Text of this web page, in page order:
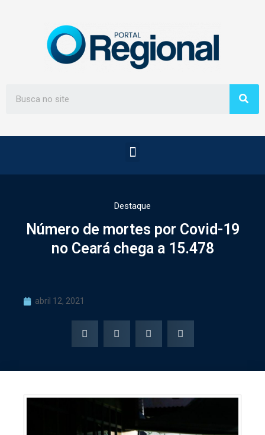
Destaque
Número de mortes por Covid-19
no Ceará chega a 15.478
abril 12, 2021